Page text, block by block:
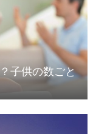
子供の数ごと